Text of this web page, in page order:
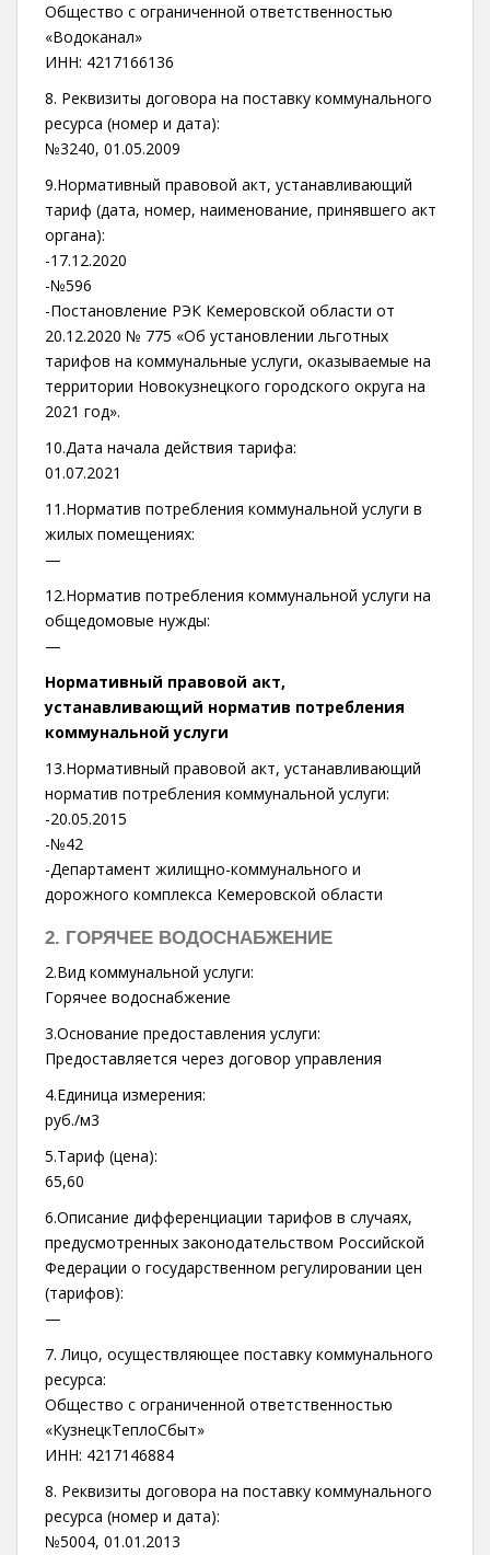
Общество с ограниченной ответственностью
«Водоканал»
ИНН: 4217166136
8. Реквизиты договора на поставку коммунального
ресурса (номер и дата):
№3240, 01.05.2009
9.Нормативный правовой акт, устанавливающий
тариф (дата, номер, наименование, принявшего акт
органа):
-17.12.2020
-№596
-Постановление РЭК Кемеровской области от
20.12.2020 № 775 «Об установлении льготных
тарифов на коммунальные услуги, оказываемые на
территории Новокузнецкого городского округа на
2021 год».
10.Дата начала действия тарифа:
01.07.2021
11.Норматив потребления коммунальной услуги в
жилых помещениях:
—
12.Норматив потребления коммунальной услуги на
общедомовые нужды:
—
Нормативный правовой акт,
устанавливающий норматив потребления
коммунальной услуги
13.Нормативный правовой акт, устанавливающий
норматив потребления коммунальной услуги:
-20.05.2015
-№42
-Департамент жилищно-коммунального и
дорожного комплекса Кемеровской области
2. ГОРЯЧЕЕ ВОДОСНАБЖЕНИЕ
2.Вид коммунальной услуги:
Горячее водоснабжение
3.Основание предоставления услуги:
Предоставляется через договор управления
4.Единица измерения:
руб./м3
5.Тариф (цена):
65,60
6.Описание дифференциации тарифов в случаях,
предусмотренных законодательством Российской
Федерации о государственном регулировании цен
(тарифов):
—
7. Лицо, осуществляющее поставку коммунального
ресурса:
Общество с ограниченной ответственностью
«КузнецкТеплоСбыт»
ИНН: 4217146884
8. Реквизиты договора на поставку коммунального
ресурса (номер и дата):
№5004, 01.01.2013